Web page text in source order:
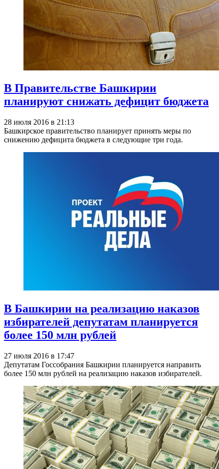
В Правительстве Башкирии
планируют снижать дефицит бюджета
28 июля 2016 в 21:13
Башкирское правительство планирует принять меры по
снижению дефицита бюджета в следующие три года.
В Башкирии на реализацию наказов
избирателей депутатам планируется
более 150 млн рублей
27 июля 2016 в 17:47
Депутатам Госсобрания Башкирии планируется направить
более 150 млн рублей на реализацию наказов избирателей.